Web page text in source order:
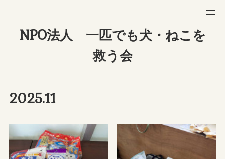
NPO法人 一匹でも犬・ねこを
救う会
2025.11